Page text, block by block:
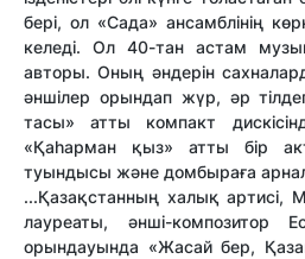
бері, ол «Сада» ансамблінің
келеді. Ол 40-тан астам
авторы. Оның әндерін
әншілер орындап жүр, әр
тасы» атты компакт
«Қаһарман қыз» атты бір
туындысы және домбыраға
...Қазақстанның халық артисі,
лауреаты, әнші-композитор
орындауында «Жасай бер,